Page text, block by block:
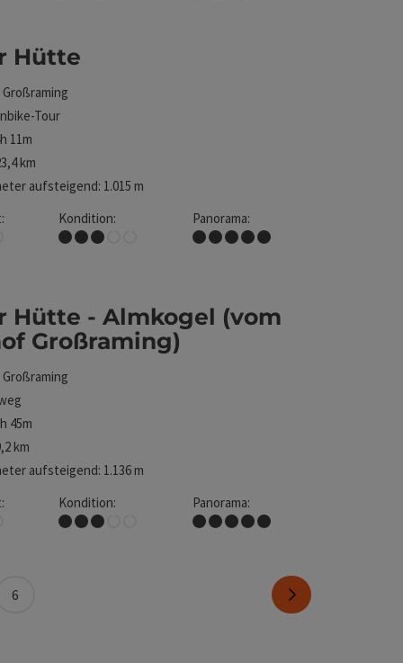
Hütte
Großraming
Tour
11m
km
aufsteigend: 1.015 m
Kondition:
Mittel
Panorama:
Traumtour
Großraming)
Hütte - Almkogel (vom
Großraming)
Großraming
45m
km
aufsteigend: 1.136 m
Kondition:
Mittel
Panorama:
Traumtour
6 Seite vor